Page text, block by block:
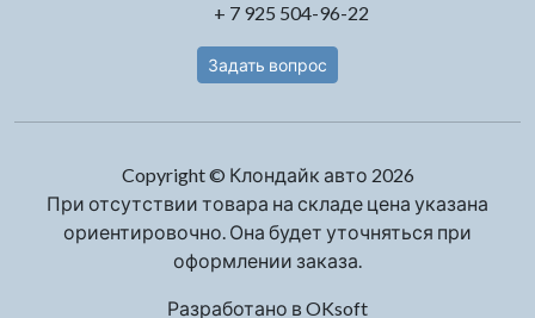
+ 7 925 504-96-22
Задать вопрос
Copyright © Клондайк авто 2026
При отсутствии товара на складе цена указана
ориентировочно. Она будет уточняться при
оформлении заказа.
Разработано в OKsoft